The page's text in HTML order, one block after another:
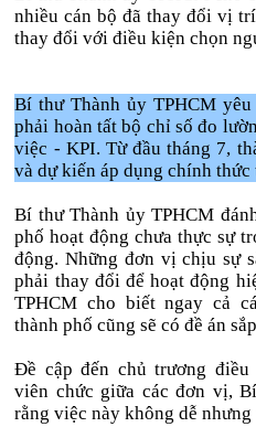
nhiều cán bộ đã thay đổi vị
thay đổi với điều kiện chọn
Bí thư Thành ủy TPHCM
phải hoàn tất bộ chỉ số đo
việc - KPI. Từ đầu tháng 7,
và dự kiến áp dụng chính thức
Bí thư Thành ủy TPHCM
phố hoạt động chưa thực sự
động. Những đơn vị chịu sự
phải thay đổi để hoạt động
TPHCM cho biết ngay cả
thành phố cũng sẽ có đề án
Đề cập đến chủ trương điều
viên chức giữa các đơn vị,
rằng việc này không dễ